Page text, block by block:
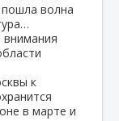
волна
в марте и